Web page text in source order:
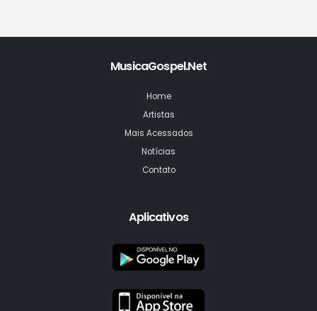
MusicaGospel.Net
Home
Artistas
Mais Acessados
Notícias
Contato
Aplicativos